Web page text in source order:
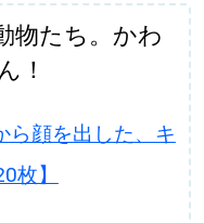
物たち。かわ
！
ら顔を出した、キ
枚】